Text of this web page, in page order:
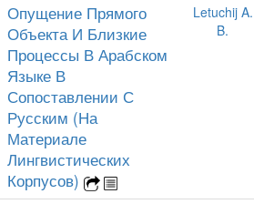
Опущение Прямого
Объекта И Близкие
Процессы В Арабском
Языке В
Сопоставлении С
Русским (На
Материале
Лингвистических
Корпусов)
Letuchij A.
B.